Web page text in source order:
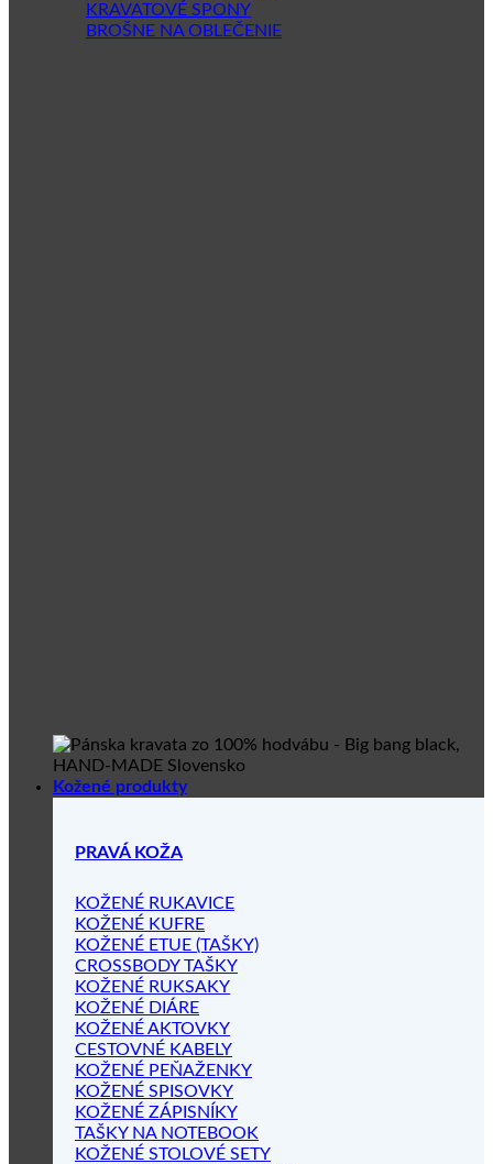
KRAVATOVÉ SPONY
BROŠNE NA OBLEČENIE
Kožené produkty
PRAVÁ KOŽA
KOŽENÉ RUKAVICE
KOŽENÉ KUFRE
KOŽENÉ ETUE (TAŠKY)
CROSSBODY TAŠKY
KOŽENÉ RUKSAKY
KOŽENÉ DIÁRE
KOŽENÉ AKTOVKY
CESTOVNÉ KABELY
KOŽENÉ PEŇAŽENKY
KOŽENÉ SPISOVKY
KOŽENÉ ZÁPISNÍKY
TAŠKY NA NOTEBOOK
KOŽENÉ STOLOVÉ SETY